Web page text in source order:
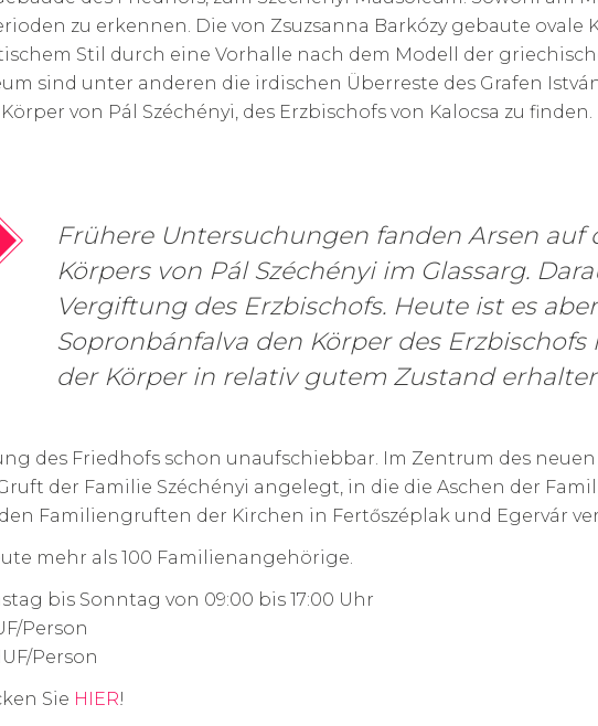
zu erkennen. Die von Zsuzsanna Barkózy gebaute
Stil durch eine Vorhalle nach dem Modell der
sind unter anderen die irdischen Überreste des Grafen
von Pál Széchényi, des Erzbischofs von Kalocsa zu
Frühere Untersuchungen fanden Arsen
Körpers von Pál Széchényi im Glassarg.
Vergiftung des Erzbischofs. Heute ist es
Sopronbánfalva den Körper des
der Körper in relativ gutem Zustand
des Friedhofs schon unaufschiebbar. Im Zentrum des
der Familie Széchényi angelegt, in die die Aschen der
Familiengruften der Kirchen in Fertőszéplak und Egervár
mehr als 100 Familienangehörige.
bis Sonntag von 09:00 bis 17:00 Uhr
Person
Person
Sie HIER!